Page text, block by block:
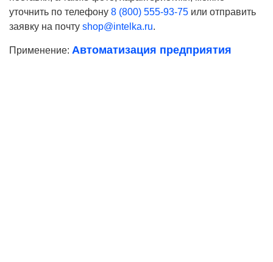
уточнить по телефону 8 (800) 555-93-75 или отправить
заявку на почту shop@intelka.ru.
Применение: Автоматизация предприятия
Ваше имя